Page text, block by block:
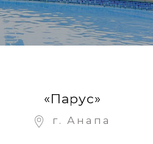
«Парус»
г. Анапа